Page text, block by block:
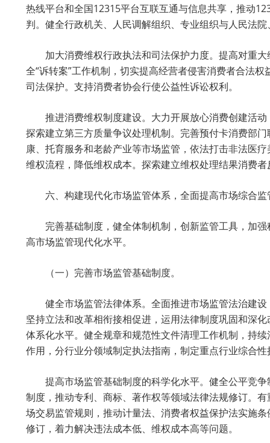
热线平台和全国12315平台互联互通与信息共享，推动
判。健全行政机关、人民调解组织、专业组织与人民法
加大消费维权行政执法和司法保护力度。提高对重
全“诉转案”工作机制，切实提高经营者侵害消费者合法
司法保护。支持消费者协会行使公益性诉讼权利。
推进消费维权制度建设。大力开展放心消费创建活
探索建立第三方质量争议处理机制。完善预付卡消费部
康、托育服务和老龄产业等市场监管，依法打击非法医
维权流程，降低维权成本。探索建立维权处理结果消费
六、构建现代化市场监管体系，全面提高市场综合监
完善基础制度，健全体制机制，创新监管工具，加
高市场监管现代化水平。
（一）完善市场监管基础制度。
健全市场监管法律体系。全面推进市场监管法治建
坚持立法和改革相衔接相促进，运用法律制度巩固和深
体系化水平。健全规章和规范性文件清理工作机制，持
作用，分行业分领域制定执法指南，制定重点行业综合
提高市场监管基础制度的科学化水平。健全公平竞
制度，推动专利、商标、著作权等领域法律法规修订。
场交易监管规则，推动计量法、消费者权益保护法实施
修订，着力解决违法成本低、维权成本高等问题。